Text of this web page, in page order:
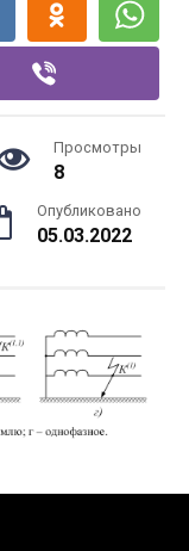
Просмотры
8
Опубликовано
05.03.2022